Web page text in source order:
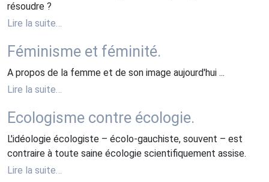
résoudre ?
Lire la suite…
Féminisme et féminité.
A propos de la femme et de son image aujourd'hui ...
Lire la suite…
Ecologisme contre écologie.
L'idéologie écologiste – écolo-gauchiste, souvent – est
contraire à toute saine écologie scientifiquement assise.
Lire la suite…